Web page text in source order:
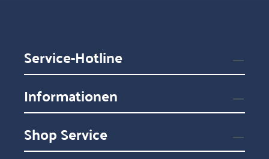
Service-Hotline
Informationen
Shop Service